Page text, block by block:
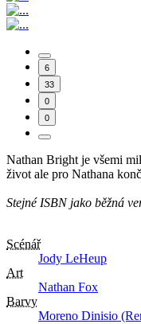
6
33
0
0
Nathan Bright je všemi
život ale pro Nathana
Stejné ISBN jako běžná
Scénář
Jody LeHeup
Art
Nathan Fox
Barvy
Moreno Dinisio